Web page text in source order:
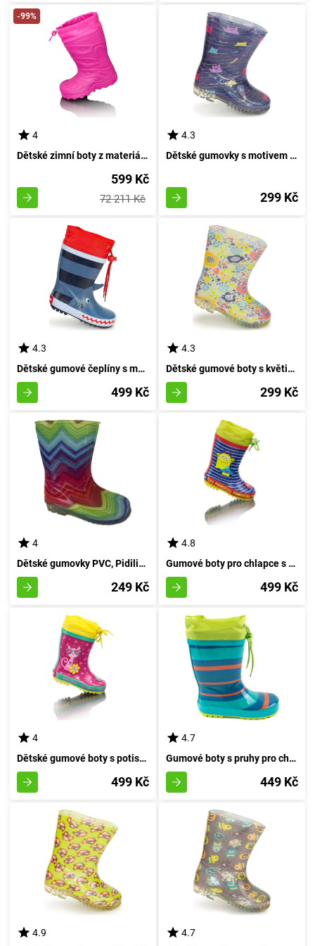
-99%
4
Dětské zimní boty z materiálu EVA, Pidilidi, PL0050-03, růžové - velikost 39
599 Kč
72 211 Kč
4.3
Dětské gumovky s motivem kočky, Pidilidi, PL0041-04, modré barvy - velikost 35
299 Kč
4.3
Dětské gumové čeplíny s motivem žraloka, Pidilidi, PL0044-04, modré - velikost 35
499 Kč
4.3
Dětské gumové boty s květinovým potiskem, Pidilidi, PL0038-13, bílé - velikost 35
299 Kč
4
Dětské gumovky PVC, Pidilidi, PL0073-01, dívčí - velikost 29
249 Kč
4.8
Gumové boty pro chlapce s potiskem Příšera, Pidilidi, PL0094-04, modré - velikost 35
499 Kč
4
Dětské gumové boty s potiskem MACKA, Pidilidi, PL0095-03, růžové - velikost 35
499 Kč
4.7
Gumové boty s pruhy pro chlapce, Pidilidi, PL0085-02, velikost 29
449 Kč
4.9
4.7